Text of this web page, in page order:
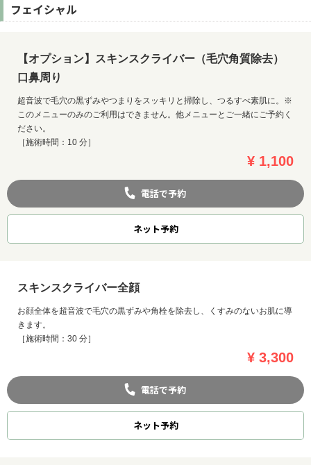
フェイシャル
【オプション】スキンスクライバー（毛穴角質除去）
口鼻周り
超音波で毛穴の黒ずみやつまりをスッキリと掃除し、つるすべ素肌に。※
このメニューのみのご利用はできません。他メニューとご一緒にご予約く
ださい。
［施術時間：10 分］
¥ 1,100
電話で予約
ネット予約
スキンスクライバー全顔
お顔全体を超音波で毛穴の黒ずみや角栓を除去し、くすみのないお肌に導
きます。
［施術時間：30 分］
¥ 3,300
電話で予約
ネット予約